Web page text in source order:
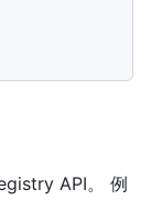
API。 例